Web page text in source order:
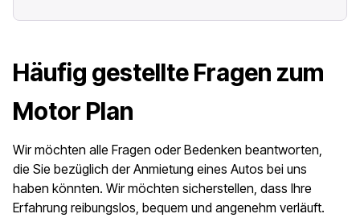
Häufig gestellte Fragen zum
Motor Plan
Wir möchten alle Fragen oder Bedenken beantworten,
die Sie bezüglich der Anmietung eines Autos bei uns
haben könnten. Wir möchten sicherstellen, dass Ihre
Erfahrung reibungslos, bequem und angenehm verläuft.